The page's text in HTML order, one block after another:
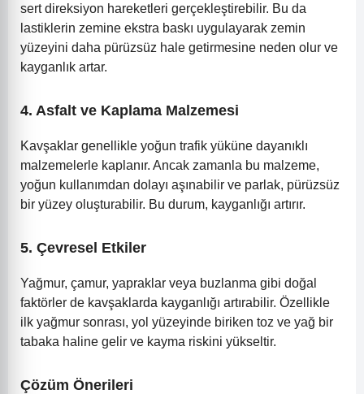
sert direksiyon hareketleri gerçekleştirebilir. Bu da
lastiklerin zemine ekstra baskı uygulayarak zemin
yüzeyini daha pürüzsüz hale getirmesine neden olur ve
kayganlık artar.
4. Asfalt ve Kaplama Malzemesi
Kavşaklar genellikle yoğun trafik yüküne dayanıklı
malzemelerle kaplanır. Ancak zamanla bu malzeme,
yoğun kullanımdan dolayı aşınabilir ve parlak, pürüzsüz
bir yüzey oluşturabilir. Bu durum, kayganlığı artırır.
5. Çevresel Etkiler
Yağmur, çamur, yapraklar veya buzlanma gibi doğal
faktörler de kavşaklarda kayganlığı artırabilir. Özellikle
ilk yağmur sonrası, yol yüzeyinde biriken toz ve yağ bir
tabaka haline gelir ve kayma riskini yükseltir.
Çözüm Önerileri